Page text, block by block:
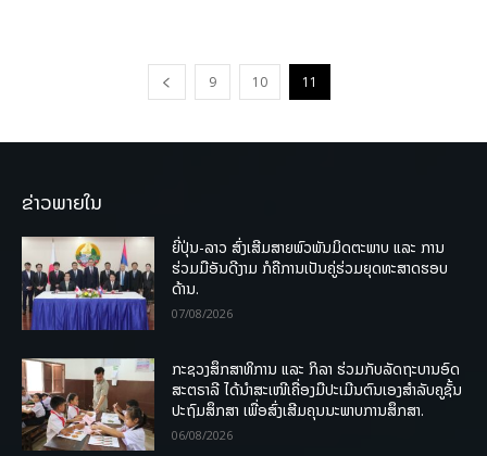
9 10 11
ຂ່າວພາຍໃນ
ຍີ່ປຸ່ນ-ລາວ ສົ່ງເສີມສາຍພົວພັນມິດຕະພາບ ແລະ ການ
ຮ່ວມມືອັນດີງາມ ກໍຄືການເປັນຄູ່ຮ່ວມຍຸດທະສາດຮອບ
ດ້ານ.
07/08/2026
ກະຊວງສຶກສາທິການ ແລະ ກິລາ ຮ່ວມກັບລັດຖະບານອົດ
ສະຕຣາລີ ໄດ້ນຳສະເໜີເຄື່ອງມືປະເມີນຕົນເອງສຳລັບຄູຊັ້ນ
ປະຖົມສຶກສາ ເພື່ອສົ່ງເສີມຄຸນນະພາບການສຶກສາ.
06/08/2026